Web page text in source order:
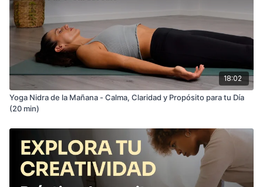
18:02
Yoga Nidra de la Mañana - Calma, Claridad y Propósito para tu Día
(20 min)